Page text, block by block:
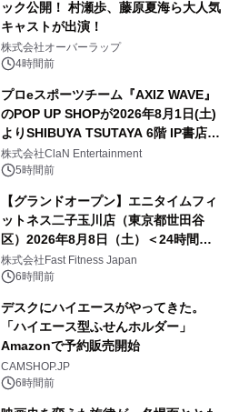
ック公開！ 村瀬歩、藤原夏海ら大人気
キャストが出演！
株式会社オーバーラップ
4時間前
プロeスポーツチーム『AXIZ WAVE』
のPOP UP SHOPが2026年8月1日(土)
よりSHIBUYA TSUTAYA 6階 IP書店で
開催決定！！
株式会社ClaN Entertainment
5時間前
【グランドオープン】エニタイムフィ
ットネス二子玉川店（東京都世田谷
区）2026年8月8日（土）＜24時間年
中無休のフィットネスジム＞
株式会社Fast Fitness Japan
6時間前
デスクにハイエースがやってきた。
「ハイエース型ふせんホルダー」
Amazonで予約販売開始
CAMSHOP.JP
6時間前